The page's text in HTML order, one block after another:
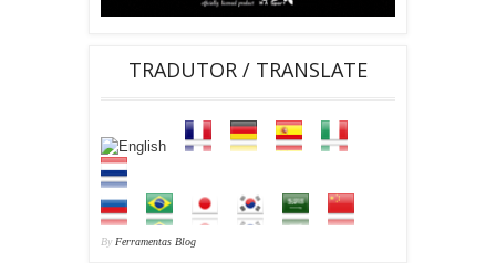
TRADUTOR / TRANSLATE
By Ferramentas Blog